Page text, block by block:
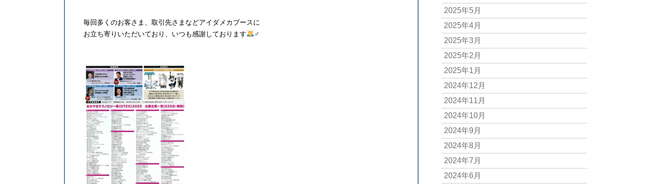
毎回多くのお客さま、取引先さまなどアイダメカブースに
お立ち寄りいただいており、いつも感謝しております
‍♂️
2025年5月
2025年4月
2025年3月
2025年2月
2025年1月
2024年12月
2024年11月
2024年10月
2024年9月
2024年8月
2024年7月
2024年6月